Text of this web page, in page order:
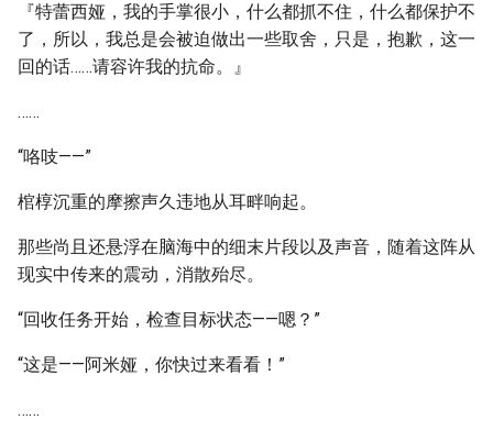
『特蕾西娅，我的手掌很小，什么都抓不住，什么都保护不
了，所以，我总是会被迫做出一些取舍，只是，抱歉，这一
回的话……请容许我的抗命。』
……
“咯吱——”
棺椁沉重的摩擦声久违地从耳畔响起。
那些尚且还悬浮在脑海中的细末片段以及声音，随着这阵从
现实中传来的震动，消散殆尽。
“回收任务开始，检查目标状态——嗯？”
“这是——阿米娅，你快过来看看！”
……